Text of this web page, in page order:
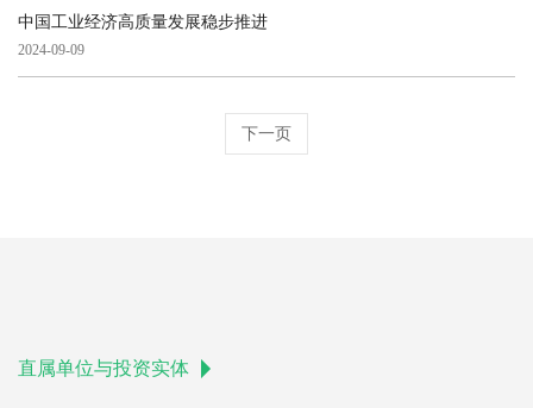
中国工业经济高质量发展稳步推进
2024-09-09
下一页
直属单位与投资实体